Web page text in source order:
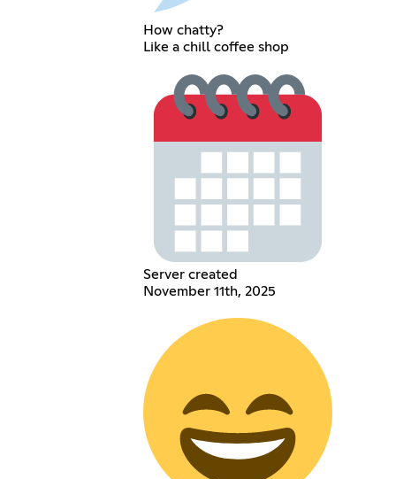
How chatty?
Like a chill coffee shop
Server created
November 11th, 2025